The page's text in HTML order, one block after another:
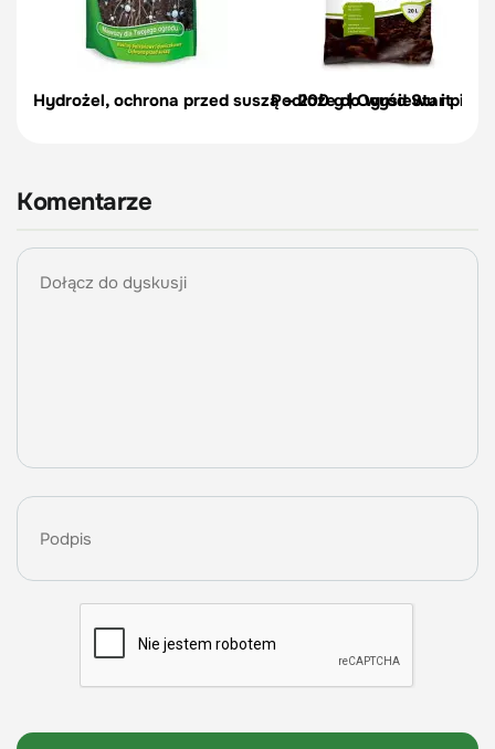
Hydrożel, ochrona przed suszą – 200 g | Ogród Start
Podłoże do wysiewu i
Komentarze